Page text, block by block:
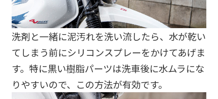
洗剤と一緒に泥汚れを洗い流したら、水が乾い
てしまう前にシリコンスプレーをかけてあげま
す。特に黒い樹脂パーツは洗車後に水ムラにな
りやすいので、この方法が有効です。